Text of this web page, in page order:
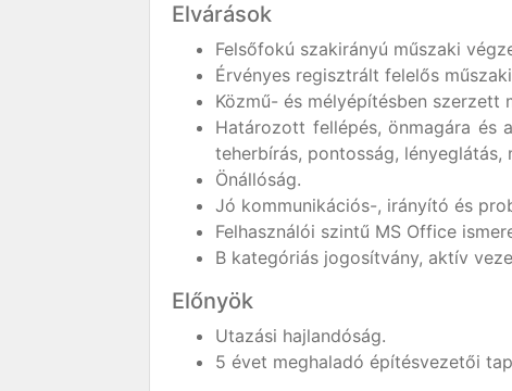
Elvárások
Felsőfokú szakirányú műszaki
Érvényes regisztrált felelős
Közmű- és mélyépítésben szerzett
Határozott fellépés, önmagára és
teherbírás, pontosság, lényeglátás,
Önállóság.
Jó kommunikációs-, irányító és
Felhasználói szintű MS Office
B kategóriás jogosítvány, aktív
Előnyök
Utazási hajlandóság.
5 évet meghaladó építésvezetői